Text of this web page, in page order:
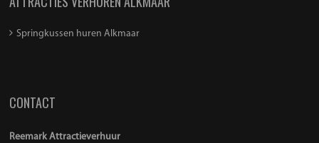
Springkussen huren Alkmaar
CONTACT
Reemark Attractieverhuur